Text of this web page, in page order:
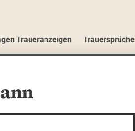
Traueranzeigen Trauersprüche